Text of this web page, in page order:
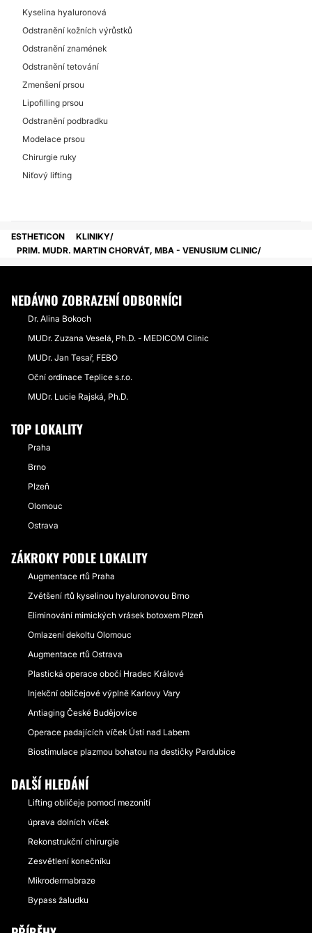
Kyselina hyaluronová
Odstranění kožních výrůstků
Odstranění znamének
Odstranění tetování
Zmenšení prsou
Lipofilling prsou
Odstranění podbradku
Modelace prsou
Chirurgie ruky
Niťový lifting
ESTHETICON
KLINIKY
PRIM. MUDR. MARTIN CHORVÁT, MBA - VENUSIUM CLINIC
NEDÁVNO ZOBRAZENÍ ODBORNÍCI
Dr. Alina Bokoch
MUDr. Zuzana Veselá, Ph.D. - MEDICOM Clinic
MUDr. Jan Tesař, FEBO
Oční ordinace Teplice s.r.o.
MUDr. Lucie Rajská, Ph.D.
TOP LOKALITY
Praha
Brno
Plzeň
Olomouc
Ostrava
ZÁKROKY PODLE LOKALITY
Augmentace rtů Praha
Zvětšení rtů kyselinou hyaluronovou Brno
Eliminování mimických vrásek botoxem Plzeň
Omlazení dekoltu Olomouc
Augmentace rtů Ostrava
Plastická operace obočí Hradec Králové
Injekční obličejové výplně Karlovy Vary
Antiaging České Budějovice
Operace padajících víček Ústí nad Labem
Biostimulace plazmou bohatou na destičky Pardubice
DALŠÍ HLEDÁNÍ
Lifting obličeje pomocí mezonití
úprava dolních víček
Rekonstrukční chirurgie
Zesvětlení konečníku
Mikrodermabraze
Bypass žaludku